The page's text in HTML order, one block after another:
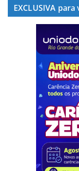
EXCLUSIVA para